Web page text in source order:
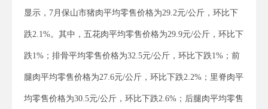
显示，7月保山市猪肉平均零售价格为29.2元/公斤，环比下
跌2.1%。其中，五花肉平均零售价格为29.9元/公斤，环比下
跌1%；排骨平均零售价格为32.5元/公斤，环比下跌1%；前
腿肉平均零售价格为27.6元/公斤，环比下跌2.2%；里脊肉平
均零售价格为30.5元/公斤，环比下跌2.6%；后腿肉平均零售